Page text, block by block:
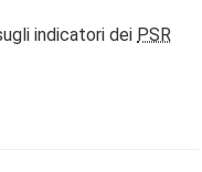
indicatori dei PSR